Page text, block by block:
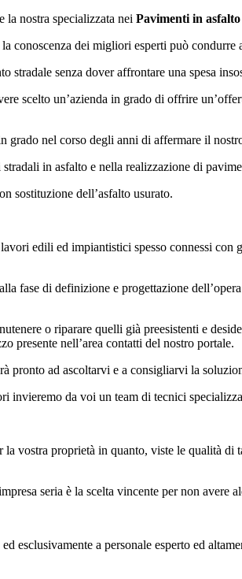
la nostra specializzata nei Pavimenti in
conoscenza dei migliori esperti può
senza dover affrontare una spesa
scelto un’azienda in grado di offrire
grado nel corso degli anni di affermare il
in asfalto e nella realizzazione di
sostituzione dell’asfalto usurato.
edili ed impiantistici spesso connessi
fase di definizione e progettazione
o riparare quelli già preesistenti e
presente nell’area contatti del nostro portale.
pronto ad ascoltarvi e a consigliarvi la
invieremo da voi un team di tecnici
vostra proprietà in quanto, viste le qualità
seria è la scelta vincente per non avere
esclusivamente a personale esperto ed